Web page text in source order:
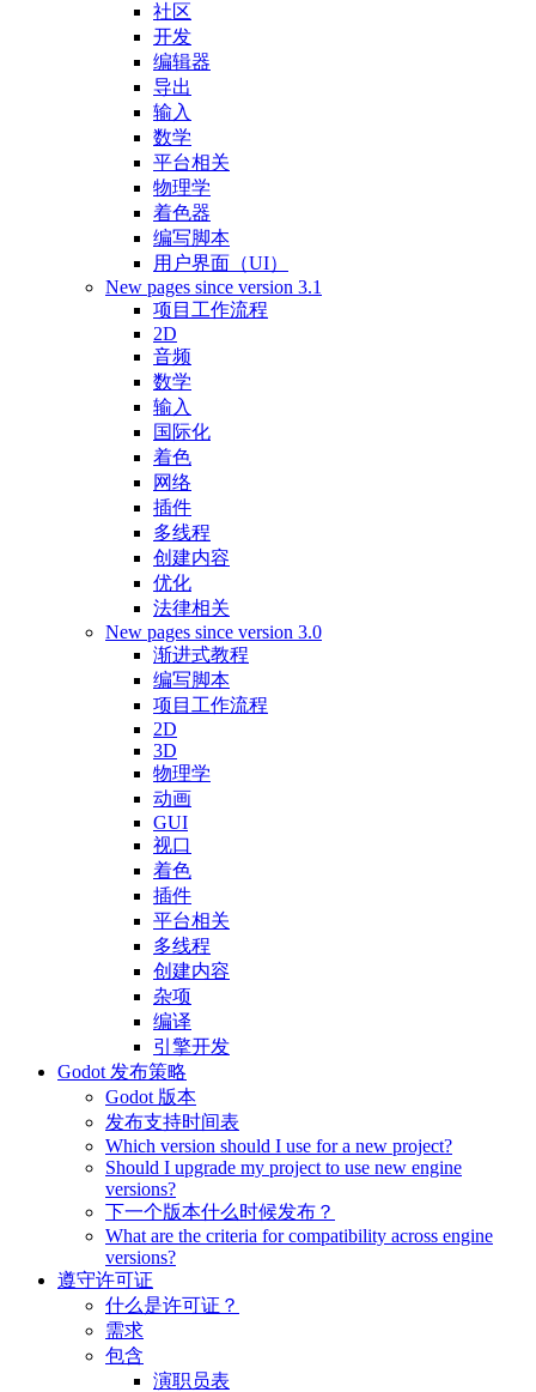
社区
开发
编辑器
导出
输入
数学
平台相关
物理学
着色器
编写脚本
用户界面（UI）
New pages since version 3.1
项目工作流程
2D
音频
数学
输入
国际化
着色
网络
插件
多线程
创建内容
优化
法律相关
New pages since version 3.0
渐进式教程
编写脚本
项目工作流程
2D
3D
物理学
动画
GUI
视口
着色
插件
平台相关
多线程
创建内容
杂项
编译
引擎开发
Godot 发布策略
Godot 版本
发布支持时间表
Which version should I use for a new project?
Should I upgrade my project to use new engine
versions?
下一个版本什么时候发布？
What are the criteria for compatibility across engine
versions?
遵守许可证
什么是许可证？
需求
包含
演职员表